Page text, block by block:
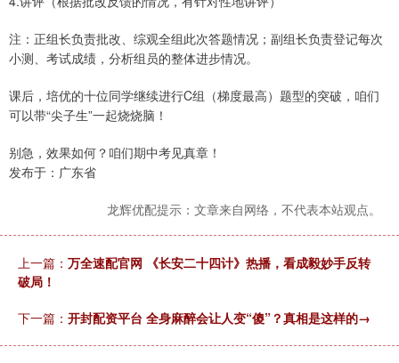
注：正组长负责批改、综观全组此次答题情况；副组长负责登记每次
小测、考试成绩，分析组员的整体进步情况。
课后，培优的十位同学继续进行C组（梯度最高）题型的突破，咱们
可以带“尖子生”一起烧烧脑！
别急，效果如何？咱们期中考见真章！
发布于：广东省
龙辉优配提示：文章来自网络，不代表本站观点。
上一篇： 万全速配官网 《长安二十四计》热播，看成毅妙手反转
破局！
下一篇： 开封配资平台 全身麻醉会让人变“傻”？真相是这样的→